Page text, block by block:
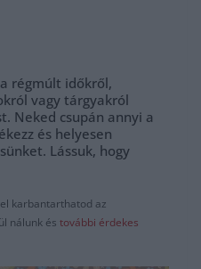
régmúlt időkről,
vagy tárgyakról
Neked csupán annyi a
és helyesen
Lássuk, hogy
karbantarthatod az
nálunk és további érdekes